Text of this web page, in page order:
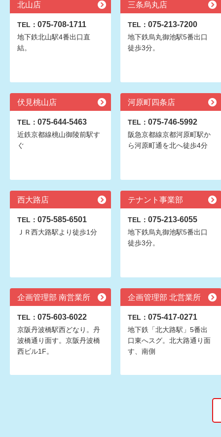
北山店
TEL： 075-708-1711
地下鉄北山駅4番出口直
結。
三条烏丸店
TEL： 075-213-7200
地下鉄烏丸御池駅5番出口
徒歩3分。
伏見桃山店
TEL： 075-644-5463
近鉄京都線桃山御陵前駅す
ぐ
河原町四条店
TEL： 075-746-5992
阪急京都線京都河原町駅か
ら河原町通を北へ徒歩4分
西大路店
TEL： 075-585-6501
ＪＲ西大路駅より徒歩1分
テナント事業部
TEL： 075-213-6055
地下鉄烏丸御池駅5番出口
徒歩3分。
企画管理部 南営業所
TEL： 075-603-6022
京阪丹波橋駅西どなり。丹
波橋通り面す。京阪丹波橋
西ビル1F。
企画管理部 北営業所
TEL： 075-417-0271
地下鉄「北大路駅」5番出
口東へスグ。北大路通り面
す、南側